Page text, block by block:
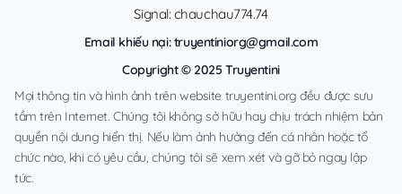
Signal: chauchau774.74
Email khiếu nại:truyentiniorg@gmail.com
Copyright © 2025 Truyentini
Mọi thông tin và hình ảnh trên website truyentini.org đều được sưu
tầm trên Internet. Chúng tôi không sở hữu hay chịu trách nhiệm bản
quyền nội dung hiển thị. Nếu làm ảnh hưởng đến cá nhân hoặc tổ
chức nào, khi có yêu cầu, chúng tôi sẽ xem xét và gỡ bỏ ngay lập
tức.